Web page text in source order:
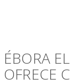
ÉBORA
OFRECE